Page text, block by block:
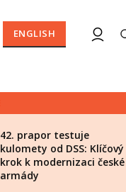
ENGLISH
42. prapor testuje
kulomety od DSS: Klíčový
krok k modernizaci české
armády